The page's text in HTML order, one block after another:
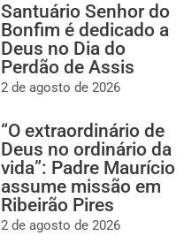
Santuário Senhor do
Bonfim é dedicado a
Deus no Dia do
Perdão de Assis
2 de agosto de 2026
“O extraordinário de
Deus no ordinário da
vida”: Padre Maurício
assume missão em
Ribeirão Pires
2 de agosto de 2026